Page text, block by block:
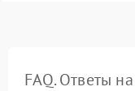
FAQ. Ответы